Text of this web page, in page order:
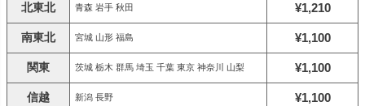
北東北 青森 岩手 秋田 ¥1,210
南東北 宮城 山形 福島 ¥1,100
関東 茨城 栃木 群馬 埼玉 千葉 東京 神奈川 山梨 ¥1,100
信越 新潟 長野 ¥1,100